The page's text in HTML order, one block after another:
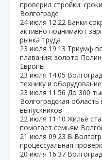
проверил стройки:
Волгограде
24 июля 12:22 Банки
активно поднимают
рынка труда
23 июля 19:13 Триумф
плавания: золото
Европы
23 июля 14:05
технику и
23 июля 11:56 До 300
Волгоградская
выпускников
22 июля 11:10Жильё
помогает семьям
21 июля 09:23 В
процессуальная
20 июля 16:37